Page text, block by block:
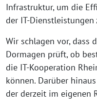
Infrastruktur, um die
der IT-Dienstleistungen
Wir schlagen vor, dass
Dormagen prüft, ob
die IT-Kooperation
können. Darüber
der derzeit im eigenen